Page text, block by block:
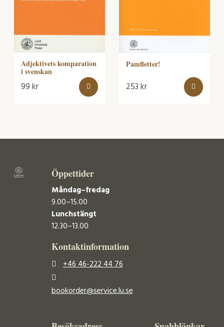
Adjektivets komparation
i svenskan
99kr
Pamfletter!
253kr
Öppettider
Måndag–fredag
9.00–15.00
Lunchstängt
12.30–13.00
Kontaktinformation
+46 46-222 44 76
bookorder@service.lu.se